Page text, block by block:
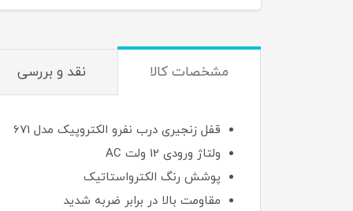
مشخصات کالا نقد و بررسی
قفل زنجیری درب نفرو الکتروپیک مدل 671
ولتاژ ورودی 12 ولت AC
پوشش رنگ الکترواستاتیک
مقاومت بالا در برابر ضربه شدید